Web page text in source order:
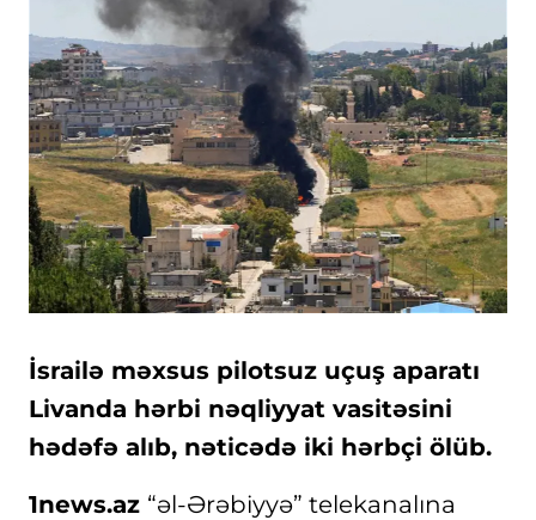
İsrailə məxsus pilotsuz uçuş aparatı
Livanda hərbi nəqliyyat vasitəsini
hədəfə alıb, nəticədə iki hərbçi ölüb.
1news.az “əl-Ərəbiyyə” telekanalına